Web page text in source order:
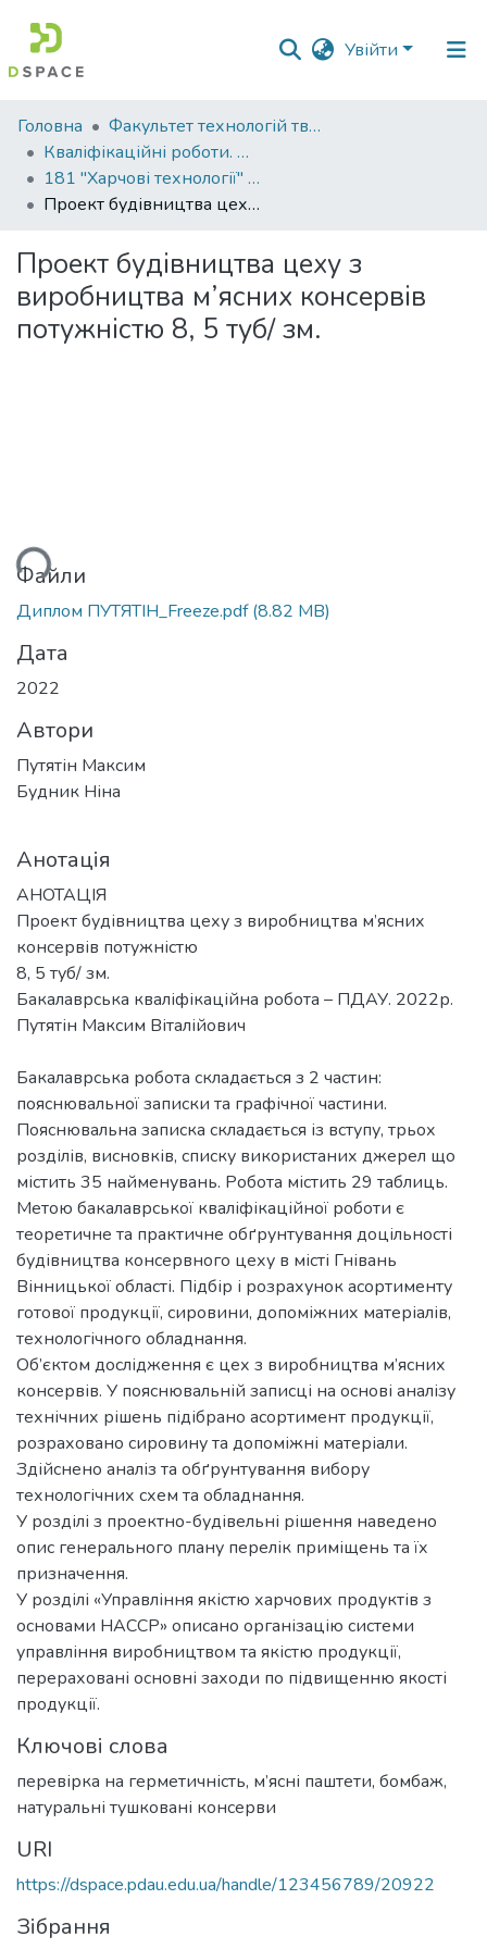
Увійти
Фонди
та
зібрання
Пошук за критеріями
Статистика
Головна
Факультет технологій тваринництва та продовольства
Кваліфікаційні роботи. Факультет технологій тваринництва та продовольства
181 "Харчові технології" - Бакалаври 2021-2022
Проект будівництва цеху з виробництва м’ясних консервів потужністю 8, 5 туб/ зм.
Проект будівництва цеху з
виробництва м’ясних консервів
потужністю 8, 5 туб/ зм.
Файли
Диплом ПУТЯТІН_Freeze.pdf(8.82 MB)
Дата
2022
Автори
Путятін Максим
Будник Ніна
Анотація
АНОТАЦІЯ
Проект будівництва цеху з виробництва м’ясних
консервів потужністю
8, 5 туб/ зм.
Бакалаврська кваліфікаційна робота – ПДАУ. 2022р.
Путятін Максим Віталійович
Бакалаврська робота складається з 2 частин:
пояснювальної записки та графічної частини.
Пояснювальна записка складається із вступу, трьох
розділів, висновків, списку використаних джерел що
містить 35 найменувань. Робота містить 29 таблиць.
Метою бакалаврської кваліфікаційної роботи є
теоретичне та практичне обґрунтування доцільності
будівництва консервного цеху в місті Гнівань
Вінницької області. Підбір і розрахунок асортименту
готової продукції, сировини, допоміжних матеріалів,
технологічного обладнання.
Об’єктом дослідження є цех з виробництва м’ясних
консервів. У пояснювальній записці на основі аналізу
технічних рішень підібрано асортимент продукції,
розраховано сировину та допоміжні матеріали.
Здійснено аналіз та обґрунтування вибору
технологічних схем та обладнання.
У розділі з проектно-будівельні рішення наведено
опис генерального плану перелік приміщень та їх
призначення.
У розділі «Управління якістю харчових продуктів з
основами НАССР» описано організацію системи
управління виробництвом та якістю продукції,
перераховані основні заходи по підвищенню якості
продукції.
Ключові слова
перевірка на герметичність, м’ясні паштети, бомбаж,
натуральні тушковані консерви
URI
https://dspace.pdau.edu.ua/handle/123456789/20922
Зібрання